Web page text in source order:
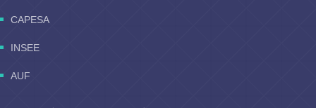
CAPESA
INSEE
AUF